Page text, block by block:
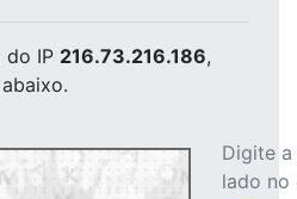
do IP 216.73.216.186,
Digite
lado no